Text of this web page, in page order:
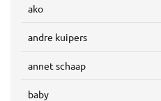
ako
andre kuipers
annet schaap
baby